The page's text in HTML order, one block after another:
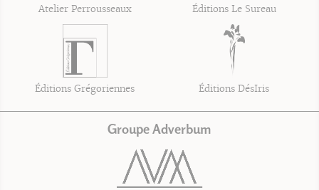
Atelier Perrousseaux Éditions Le Sureau
Éditions Grégoriennes Éditions DésIris
Groupe Adverbum